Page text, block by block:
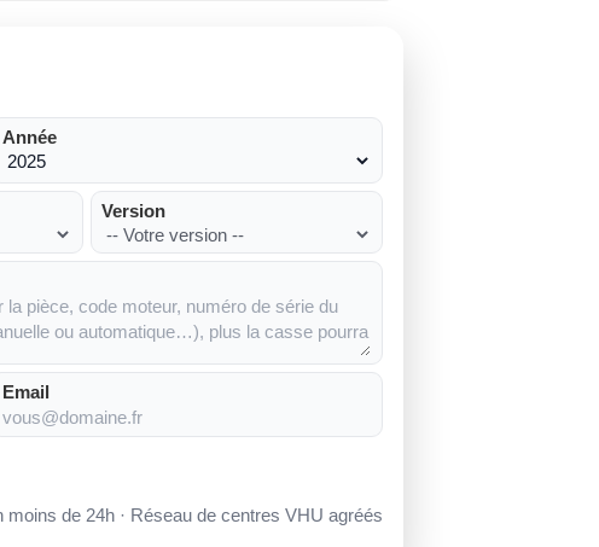
Année
Version
Email
moins de 24h · Réseau de centres VHU agréés